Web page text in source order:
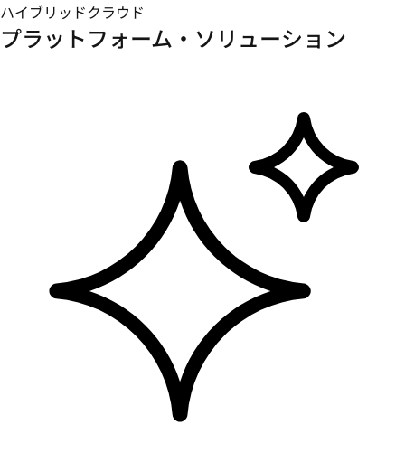
ハイブリッドクラウド
プラットフォーム・ソリューション